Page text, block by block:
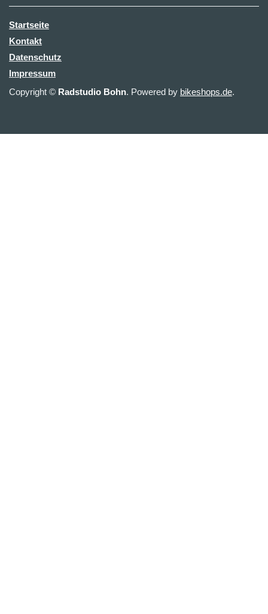
Startseite
Kontakt
Datenschutz
Impressum
Copyright © Radstudio Bohn. Powered by bikeshops.de.